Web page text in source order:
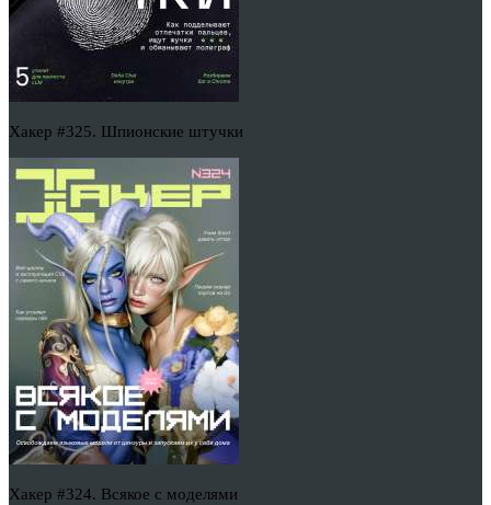
Хакер #325. Шпионские штучки
Хакер #324. Всякое с моделями